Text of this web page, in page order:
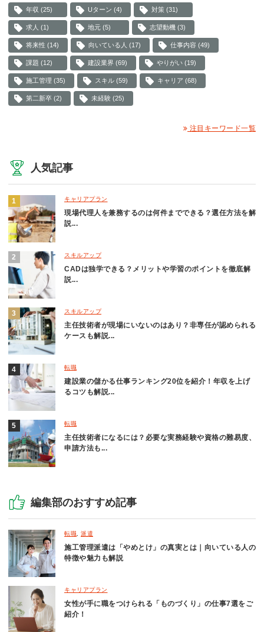
年収 (25) Uターン (4) 対策 (31)
求人 (1) 地元 (5) 志望動機 (3)
将来性 (14) 向いている人 (17) 仕事内容 (49)
課題 (12) 建設業界 (69) やりがい (19)
施工管理 (35) スキル (59) キャリア (68)
第二新卒 (2) 未経験 (25)
注目キーワード一覧
人気記事
キャリアプラン
現場代理人を兼務するのは何件までできる？選任方法を解
説...
スキルアップ
CADは独学できる？メリットや学習のポイントを徹底解
説...
スキルアップ
主任技術者が現場にいないのはあり？非専任が認められる
ケースも解説...
転職
建設業の儲かる仕事ランキング20位を紹介！年収を上げ
るコツも解説...
転職
主任技術者になるには？必要な実務経験や資格の難易度、
申請方法も...
編集部のおすすめ記事
転職, 派遣
施工管理派遣は「やめとけ」の真実とは｜向いている人の
特徴や魅力も解説
キャリアプラン
女性が手に職をつけられる「ものづくり」の仕事7選をご
紹介！